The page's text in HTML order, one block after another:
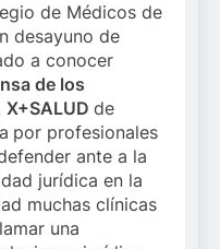
de Médicos de
desayuno de
a conocer
de los
X+SALUD de
por profesionales
ante a la
jurídica en la
muchas clínicas
una